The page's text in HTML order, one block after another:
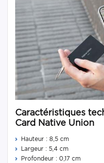
Caractéristiques
Card Native Union
Hauteur : 8,5 cm
Largeur : 5,4 cm
Profondeur : 0,17 cm